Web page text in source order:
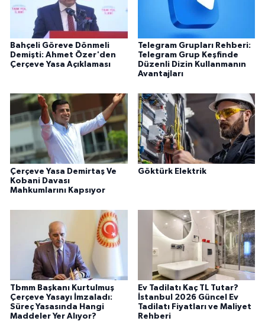
Bahçeli Göreve Dönmeli
Demişti: Ahmet Özer'den
Çerçeve Yasa Açıklaması
Telegram Grupları Rehberi:
Telegram Grup Keşfinde
Düzenli Dizin Kullanmanın
Avantajları
Çerçeve Yasa Demirtaş Ve
Kobani Davası
Mahkumlarını Kapsıyor
Göktürk Elektrik
Tbmm Başkanı Kurtulmuş
Çerçeve Yasayı İmzaladı:
Süreç Yasasında Hangi
Maddeler Yer Alıyor?
Ev Tadilatı Kaç TL Tutar?
İstanbul 2026 Güncel Ev
Tadilatı Fiyatları ve Maliyet
Rehberi